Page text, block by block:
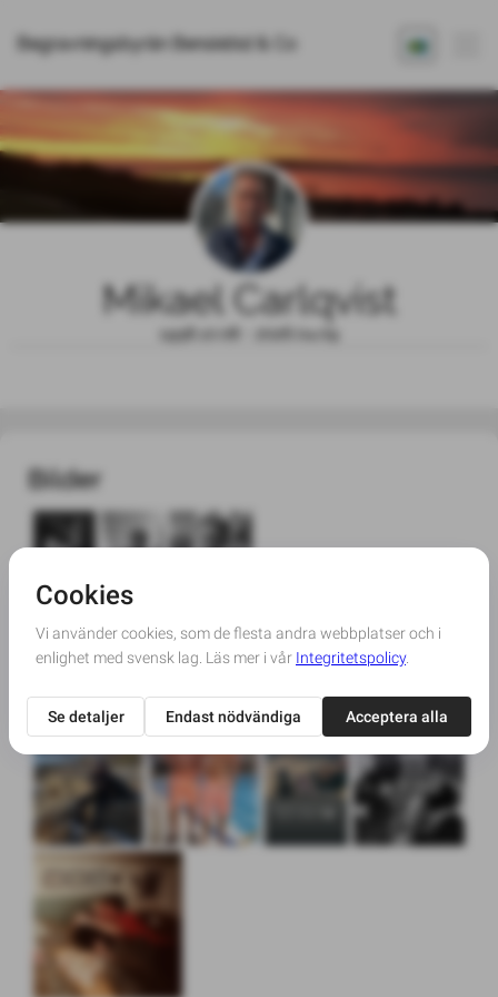
Begravningsbyrån Benskiöld & Co
Mikael Carlqvist
1958.10.08 - 2026.04.09
Bilder
Bilder från minnesord